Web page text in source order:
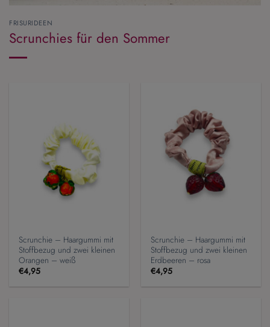
FRISURIDEEN
Scrunchies für den Sommer
Scrunchie – Haargummi mit
Stoffbezug und zwei kleinen
Orangen – weiß
€4,95
Scrunchie – Haargummi mit
Stoffbezug und zwei kleinen
Erdbeeren – rosa
€4,95